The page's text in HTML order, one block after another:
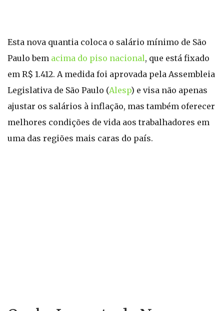
Esta nova quantia coloca o salário mínimo de São
Paulo bem acima do piso nacional, que está fixado
em R$ 1.412. A medida foi aprovada pela Assembleia
Legislativa de São Paulo (Alesp) e visa não apenas
ajustar os salários à inflação, mas também oferecer
melhores condições de vida aos trabalhadores em
uma das regiões mais caras do país.